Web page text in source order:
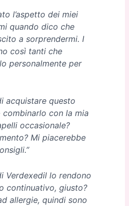
l’aspetto dei miei
quando dico che
a sorprendermi. I
così tanti che
personalmente per
acquistare questo
combinarlo con la mia
occasionale?
Mi piacerebbe
Verdexedil lo rendono
continuativo, giusto?
allergie, quindi sono